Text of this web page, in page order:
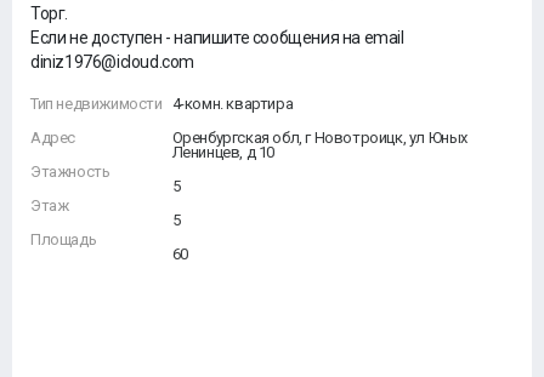
Торг.
Если не доступен - напишите сообщения на email
diniz1976@icloud.com
Тип недвижимости
Адрес
Этажность
Этаж
Площадь
4-комн. квартира
Оренбургская обл, г Новотроицк, ул Юных
Ленинцев, д 10
5
5
60